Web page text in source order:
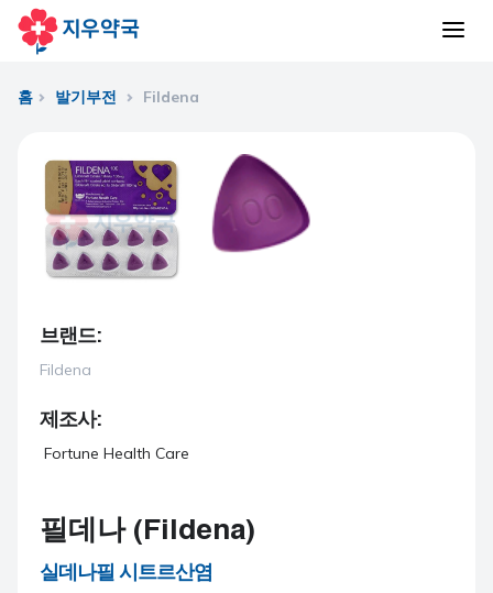
홈 발기부전 Fildena
브랜드:
Fildena
제조사:
Fortune Health Care
필데나 (Fildena)
실데나필 시트르산염